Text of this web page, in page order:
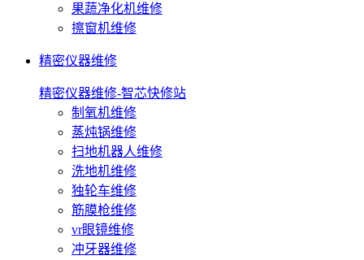
果蔬净化机维修
擦窗机维修
精密仪器维修
精密仪器维修-智芯快修站
制氧机维修
蒸炖锅维修
扫地机器人维修
洗地机维修
独轮车维修
筋膜枪维修
vr眼镜维修
冲牙器维修